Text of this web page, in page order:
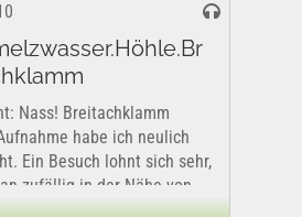
Nass! Breitachklamm
habe ich neulich
Ein Besuch lohnt sich sehr,
zufällig in der Nähe von
Allgäu sein sollte. Dazu